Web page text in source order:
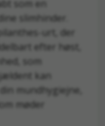
som en
slimhinder.
urt, der
efter høst,
som
kan
mundhygiejne,
møder